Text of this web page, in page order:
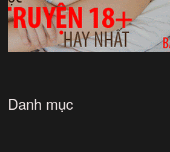
Danh mục